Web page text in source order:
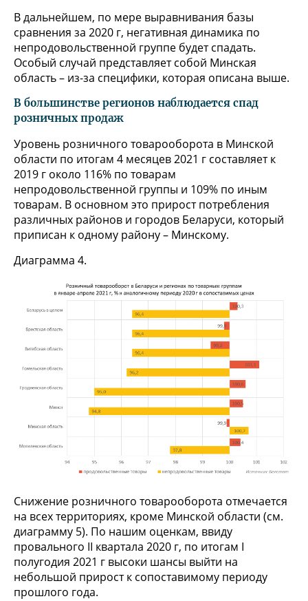
В дальнейшем, по мере выравнивания базы
сравнения за 2020 г, негативная динамика по
непродовольственной группе будет спадать.
Особый случай представляет собой Минская
область – из-за специфики, которая описана выше.
В большинстве регионов наблюдается спад
розничных продаж
Уровень розничного товарооборота в Минской
области по итогам 4 месяцев 2021 г составляет к
2019 г около 116% по товарам
непродовольственной группы и 109% по иным
товарам. В основном это прирост потребления
различных районов и городов Беларуси, который
приписан к одному району – Минскому.
Диаграмма 4.
Снижение розничного товарооборота отмечается
на всех территориях, кроме Минской области (см.
диаграмму 5). По нашим оценкам, ввиду
провального II квартала 2020 г, по итогам I
полугодия 2021 г высоки шансы выйти на
небольшой прирост к сопоставимому периоду
прошлого года.